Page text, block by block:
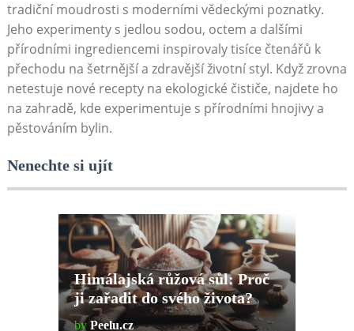
tradiční moudrosti s moderními vědeckými poznatky.
Jeho experimenty s jedlou sodou, octem a dalšími
přírodními ingrediencemi inspirovaly tisíce čtenářů k
přechodu na šetrnější a zdravější životní styl. Když zrovna
netestuje nové recepty na ekologické čističe, najdete ho
na zahradě, kde experimentuje s přírodními hnojivy a
pěstováním bylin.
Nenechte si ujít
Himálajská růžová sůl: Proč
ji zařadit do svého života?
by Peelu.cz